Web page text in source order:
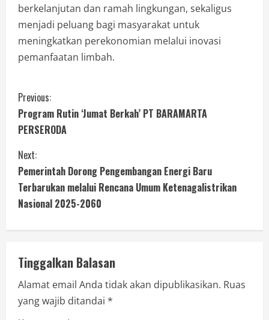
berkelanjutan dan ramah lingkungan, sekaligus
menjadi peluang bagi masyarakat untuk
meningkatkan perekonomian melalui inovasi
pemanfaatan limbah.
Previous:
Program Rutin ‘Jumat Berkah’ PT BARAMARTA
PERSERODA
Next:
Pemerintah Dorong Pengembangan Energi Baru
Terbarukan melalui Rencana Umum Ketenagalistrikan
Nasional 2025-2060
Tinggalkan Balasan
Alamat email Anda tidak akan dipublikasikan. Ruas
yang wajib ditandai *